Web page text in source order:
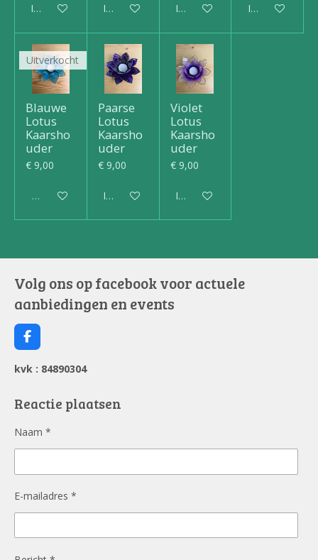
In winkelwagen In winkelwagen In winkelwagen In winkelwagen
Uitverkocht
Blauwe
Lotus
Kaarsho
uder
€ 9,00
Uitverkocht
Paarse
Lotus
Kaarsho
uder
€ 9,00
In winkelwagen
Violet
Lotus
Kaarsho
uder
€ 9,00
In winkelwagen
Volg ons op facebook voor actuele
aanbiedingen en events
F
a
c
e
o
kvk : 84890304
Reactie plaatsen
Naam *
E-mailadres *